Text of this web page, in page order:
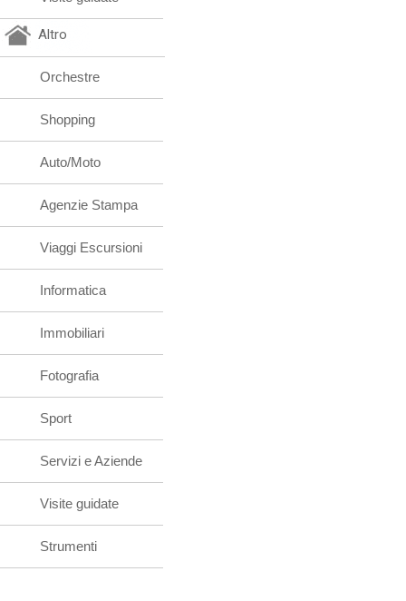
Altro
Orchestre
Shopping
Auto/Moto
Agenzie Stampa
Viaggi Escursioni
Informatica
Immobiliari
Fotografia
Sport
Servizi e Aziende
Visite guidate
Strumenti